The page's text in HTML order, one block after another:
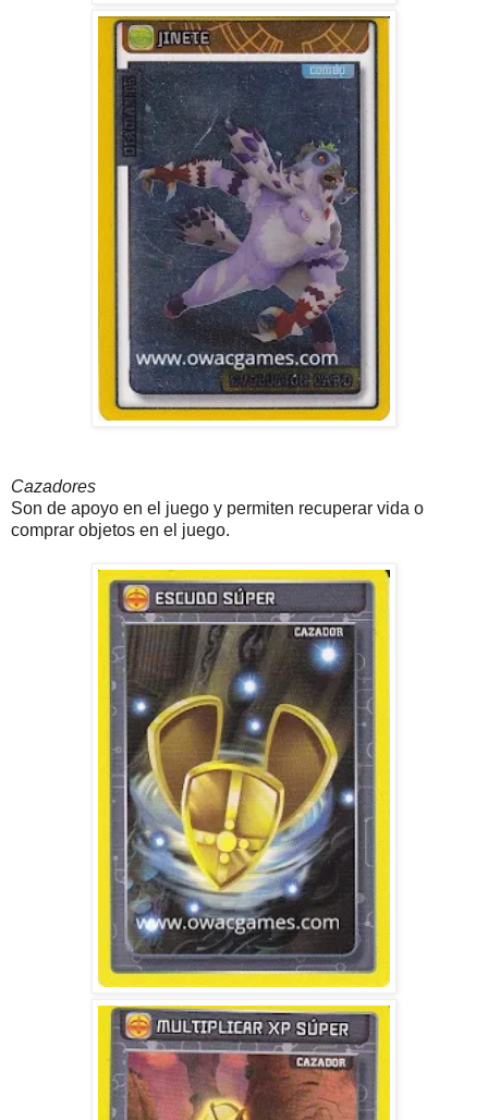
Cazadores
Son de apoyo en el juego y permiten recuperar vida o
comprar objetos en el juego.